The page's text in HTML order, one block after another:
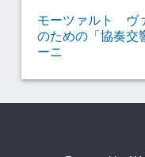
モーツァルト ヴ
のための「協奏交
ーニ